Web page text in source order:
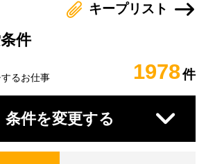
キープリスト
件
るお仕事 1978
条件を変更する